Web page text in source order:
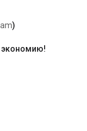
)
экономию!